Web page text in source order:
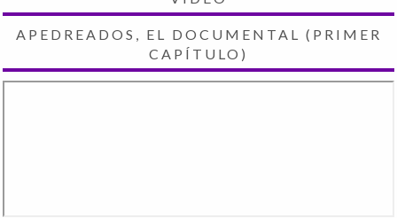
APEDREADOS, EL DOCUMENTAL (PRIMER
CAPÍTULO)